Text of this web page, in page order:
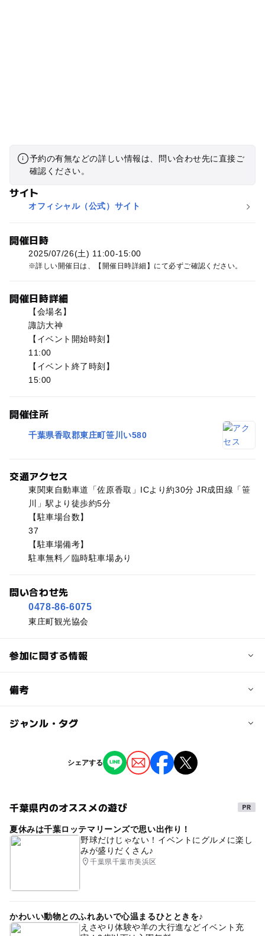
予約の有無などの詳しい情報は、問い合わせ先に直接ご
確認ください。
サイト
オフィシャル（公式）サイト
開催日時
2025/07/26(土) 11:00-15:00
詳しい開催日は、【開催日時詳細】にて必ずご確認ください。
開催日時詳細
【会場名】
諏訪大神
【イベント開始時刻】
11:00
【イベント終了時刻】
15:00
開催住所
千葉県香取郡東庄町笹川い580
交通アクセス
東関東自動車道「佐原香取」ICより約30分 JR成田線「笹
川」駅より徒歩約5分
【駐車場台数】
37
【駐車場備考】
駐車無料／臨時駐車場あり
問い合わせ先
0478-86-6075
東庄町観光協会
参加に関する情報
予約/応募
備考
※掲載の情報は天候や主催者側の都合などにより変更にな
情報提供：イベントバンク
ジャンル・タグ
シェアする
千葉県内のオススメの遊び
夏休みは千葉ロッテマリーンズで思い出作り！
野球だけじゃない！イベントにグルメに楽し
みが盛りだくさん♪
千葉県千葉市美浜区
かわいい動物とのふれあいで心温まるひとときを♪
えさやり体験や羊の大行進などイベント充